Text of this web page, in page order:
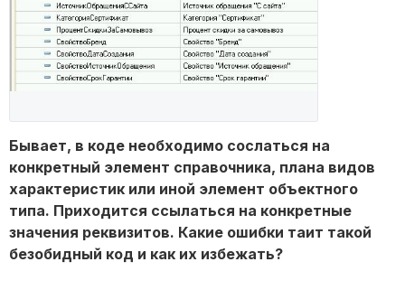
Бывает, в коде необходимо сослаться на
конкретный элемент справочника, плана видов
характеристик или иной элемент объектного
типа. Приходится ссылаться на конкретные
значения реквизитов. Какие ошибки таит такой
безобидный код и как их избежать?